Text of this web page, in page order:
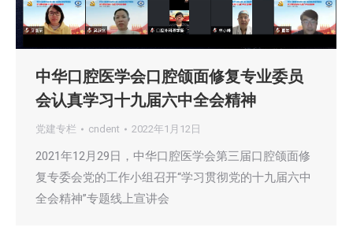
中华口腔医学会口腔颌面修复专业委员
会认真学习十九届六中全会精神
党建专栏 cndent 2022年1月12日
2021年12月29日，中华口腔医学会第三届口腔颌面修
复专委会党的工作小组召开“学习贯彻党的十九届六中
全会精神”专题线上宣讲会